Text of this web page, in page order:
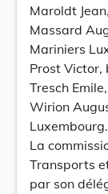
Maroldt
Massard
Mariniers
Prost Victor,
Tresch
Wirion
Luxembourg.
La
Transports
par son